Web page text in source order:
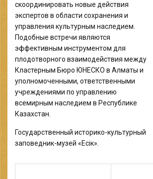
скоординировать новые действия
экспертов в области сохранения и
управления культурным наследием.
Подобные встречи являются
эффективным инструментом для
плодотворного взаимодействия между
Кластерным Бюро ЮНЕСКО в Алматы и
уполномоченными, ответственными
учреждениями по управлению
всемирным наследием в Республике
Казахстан.
Государственный историко-культурный
заповедник-музей «Есік».